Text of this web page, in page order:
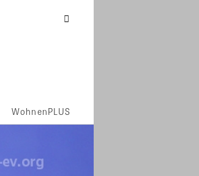
WohnenPLUS